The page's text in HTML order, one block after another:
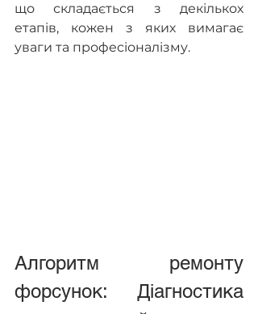
що складається з декількох
етапів, кожен з яких вимагає
уваги та професіоналізму.
Алгоритм ремонту
форсунок: Діагностика